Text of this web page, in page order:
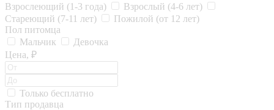
Взрослеющий (1-3 года)
Взрослый (4-6 лет)
Стареющий (7-11 лет)
Пожилой (от 12 лет)
Пол питомца
Мальчик
Девочка
Цена, ₽
Только бесплатно
Тип продавца